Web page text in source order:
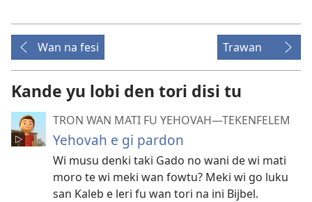
felem
Wan na fesi Trawan
Kande yu lobi den tori disi tu
TRON WAN MATI FU YEHOVAH​—TEKENFELEM
Yehovah e gi pardon
Wi musu denki taki Gado no wani de wi mati
moro te wi meki wan fowtu? Meki wi go luku
san Kaleb e leri fu wan tori na ini Bijbel.